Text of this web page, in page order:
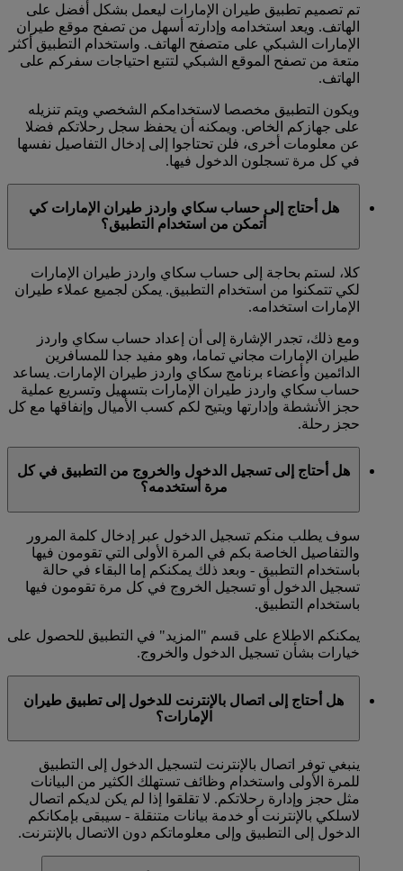
تم تصميم تطبيق طيران الإمارات ليعمل بشكل أفضل على
الهاتف. ويعد استخدامه وإدارته أسهل من تصفح موقع طيران
الإمارات الشبكي على متصفح الهاتف. واستخدام التطبيق أكثر
متعة من تصفح الموقع الشبكي لتتبع احتياجات سفركم على
الهاتف.
ويكون التطبيق مخصصا لاستخدامكم الشخصي ويتم تنزيله
على جهازكم الخاص. ويمكنه أن يحفظ سجل رحلاتكم فضلا
عن معلومات أخرى، فلن تحتاجوا إلى إدخال التفاصيل نفسها
في كل مرة تسجلون الدخول فيها.
هل أحتاج إلى حساب سكاي واردز طيران الإمارات كي
أتمكن من استخدام التطبيق؟
كلا، لستم بحاجة إلى حساب سكاي واردز طيران الإمارات
لكي تتمكنوا من استخدام التطبيق. يمكن لجميع عملاء طيران
الإمارات استخدامه.
ومع ذلك، تجدر الإشارة إلى أن إعداد حساب سكاي واردز
طيران الإمارات مجاني تماما، وهو مفيد جدا للمسافرين
الدائمين وأعضاء برنامج سكاي واردز طيران الإمارات. يساعد
حساب سكاي واردز طيران الإمارات بتسهيل وتسريع عملية
حجز الأنشطة وإدارتها ويتيح لكم كسب الأميال وإنفاقها مع كل
حجز رحلة.
هل أحتاج إلى تسجيل الدخول والخروج من التطبيق في كل
مرة أستخدمه؟
سوف يطلب منكم تسجيل الدخول عبر إدخال كلمة المرور
والتفاصيل الخاصة بكم في المرة الأولى التي تقومون فيها
باستخدام التطبيق - وبعد ذلك يمكنكم إما البقاء في حالة
تسجيل الدخول أو تسجيل الخروج في كل مرة تقومون فيها
باستخدام التطبيق.
يمكنكم الاطلاع على قسم "المزيد" في التطبيق للحصول على
خيارات بشأن تسجيل الدخول والخروج.
هل أحتاج إلى اتصال بالإنترنت للدخول إلى تطبيق طيران
الإمارات؟
ينبغي توفر اتصال بالإنترنت لتسجيل الدخول إلى التطبيق
للمرة الأولى واستخدام وظائف تستهلك الكثير من البيانات
مثل حجز وإدارة رحلاتكم. لا تقلقوا إذا لم يكن لديكم اتصال
لاسلكي بالإنترنت أو خدمة بيانات متنقلة - سيبقى بإمكانكم
الدخول إلى التطبيق وإلى معلوماتكم دون الاتصال بالإنترنت.